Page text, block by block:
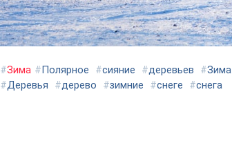
#Зима #Полярное #сияние #деревьев #Зима
#Деревья #дерево #зимние #снеге #снега